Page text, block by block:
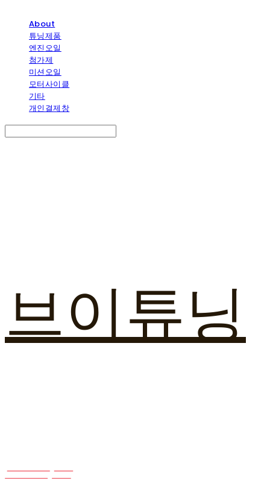
About
튜닝제품
엔진오일
첨가제
미션오일
모터사이클
기타
개인결제창
브이튜닝